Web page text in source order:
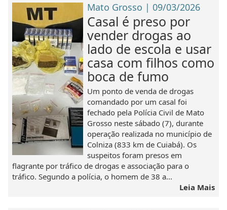
Mato Grosso | 09/03/2026
Casal é preso por
vender drogas ao
lado de escola e usar
casa com filhos como
boca de fumo
Um ponto de venda de drogas
comandado por um casal foi
fechado pela Polícia Civil de Mato
Grosso neste sábado (7), durante
operação realizada no município de
Colniza (833 km de Cuiabá). Os
suspeitos foram presos em
flagrante por tráfico de drogas e associação para o
tráfico. Segundo a polícia, o homem de 38 a...
Leia Mais